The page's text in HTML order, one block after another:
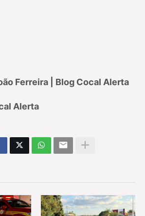
Ferreira | Blog Cocal Alerta
Alerta